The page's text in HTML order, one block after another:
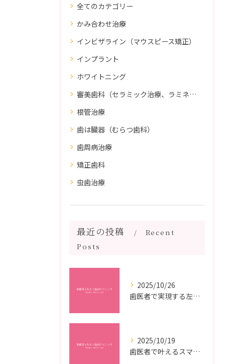
全てのカテゴリー
かみ合わせ治療
インビザライン（マウスピース矯正）
インプラント
ホワイトニング
審美歯科（セラミック治療、ラミネートべニア、ダイレクトボンディング）
根管治療
歯は臓器（むらつ歯科）
歯周病治療
矯正歯科
虫歯治療
最近の投稿
Recent
Posts
2025/10/26
歯医者で実現する左右対称治療のポイントと矯正治療選びの疑問解決ガイド
2025/10/19
歯医者で叶えるスマイルメイクオーバーなら福岡県福岡市博多区博多駅前の最新矯正治療解説